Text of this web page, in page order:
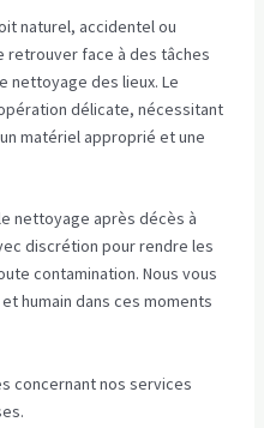
naturel, accidentel ou
retrouver face à des tâches
nettoyage des lieux. Le
délicate, nécessitant
matériel approprié et une
nettoyage après décès à
discrétion pour rendre les
contamination. Nous vous
humain dans ces moments
concernant nos services